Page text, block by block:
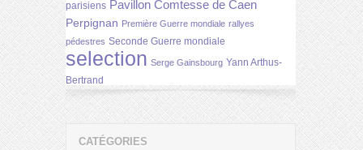
parisiens Pavillon Comtesse de Caen
Perpignan Première Guerre mondiale rallyes
pédestres Seconde Guerre mondiale
selection Serge Gainsbourg Yann Arthus-
Bertrand
CATÉGORIES